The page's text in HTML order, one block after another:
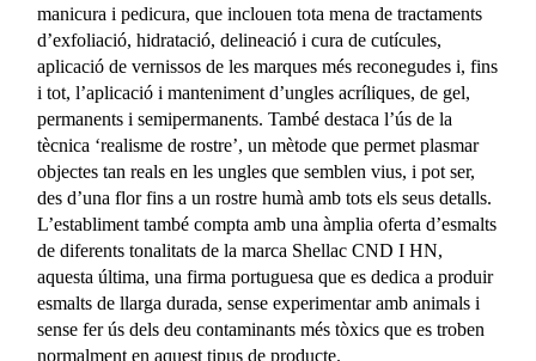
manicura i pedicura, que inclouen tota mena de tractaments
d’exfoliació, hidratació, delineació i cura de cutícules,
aplicació de vernissos de les marques més reconegudes i, fins
i tot, l’aplicació i manteniment d’ungles acríliques, de gel,
permanents i semipermanents. També destaca l’ús de la
tècnica ‘realisme de rostre’, un mètode que permet plasmar
objectes tan reals en les ungles que semblen vius, i pot ser,
des d’una flor fins a un rostre humà amb tots els seus detalls.
L’establiment també compta amb una àmplia oferta d’esmalts
de diferents tonalitats de la marca Shellac CND I HN,
aquesta última, una firma portuguesa que es dedica a produir
esmalts de llarga durada, sense experimentar amb animals i
sense fer ús dels deu contaminants més tòxics que es troben
normalment en aquest tipus de producte.